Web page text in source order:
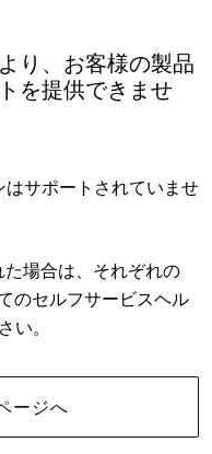
り、お客様の製品
を提供できませ
サポートされていませ
場合は、それぞれの
のセルフサービスヘル
い。
ージへ